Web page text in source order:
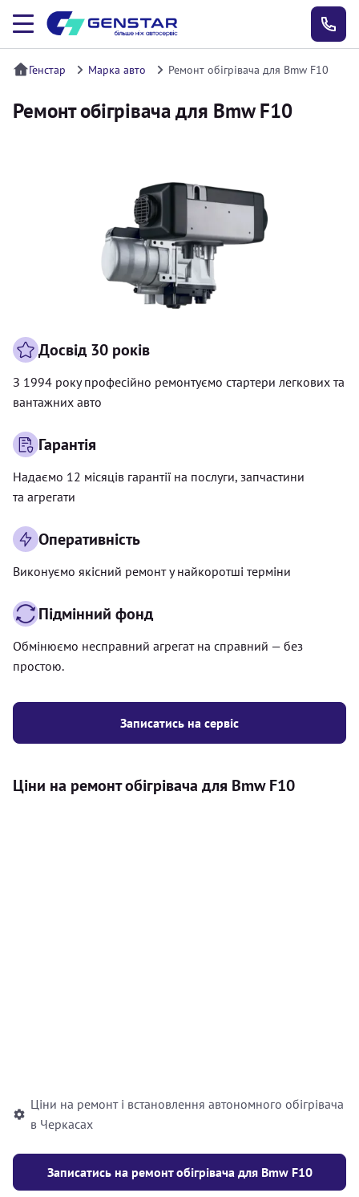
Генстар Марка авто Ремонт обігрівача для Bmw F10
Ремонт обігрівача для Bmw F10
Записатись на сервіс
Досвід 30 років
З 1994 року професійно ремонтуємо стартери легкових та
вантажних авто
Гарантія
Надаємо 12 місяців гарантії на послуги, запчастини
та агрегати
Оперативність
Виконуємо якісний ремонт у найкоротші терміни
Підмінний фонд
Обмінюємо несправний агрегат на справний — без
простою.
Ціни на ремонт обігрівача для Bmw F10
Ціни на ремонт і встановлення автономного обігрівача
в Черкасах
Записатись на ремонт обігрівача для Bmw F10